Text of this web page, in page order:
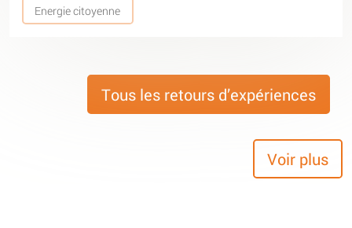
Energie citoyenne
Tous les retours d’expériences
Voir plus